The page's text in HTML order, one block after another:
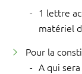
1 lettre
matériel
Pour la
A qui